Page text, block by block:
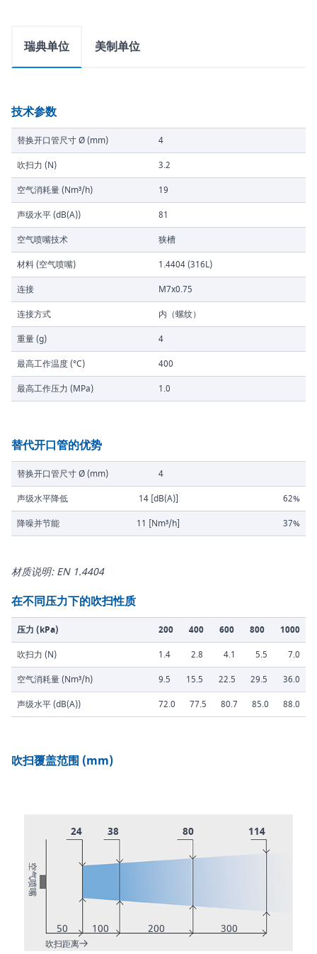
瑞典单位 美制单位
技术参数
替换开口管尺寸 Ø (mm)
4
吹扫力 (N)
3.2
空气消耗量 (Nm³/h)
19
声级水平 (dB(A))
81
空气喷嘴技术
狭槽
材料 (空气喷嘴)
1.4404 (316L)
连接
M7x0.75
连接方式
内（螺纹）
重量 (g)
4
最高工作温度 (°C)
400
最高工作压力 (MPa)
1.0
替代开口管的优势
替换开口管尺寸 Ø (mm)
4
声级水平降低
14 [dB(A)]
62%
降噪并节能
11 [Nm³/h] 37%
材质说明: EN 1.4404
在不同压力下的吹扫性质
压力 (kPa) 200 400 600 800
1000
吹扫力 (N)
1.4 2.8 4.1 5.5
7.0
空气消耗量 (Nm³/h)
9.5 15.5 22.5 29.5
36.0
声级水平 (dB(A))
72.0 77.5 80.7 85.0 88.0
吹扫覆盖范围 (mm)
空气喷嘴
吹扫距离
24 38 80 114
50 100 200 300